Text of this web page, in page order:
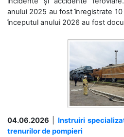
anului 2025 au fost înregistrate
începutul anului 2026 au fost
04.06.2026
Instruiri
trenurilor de pompieri